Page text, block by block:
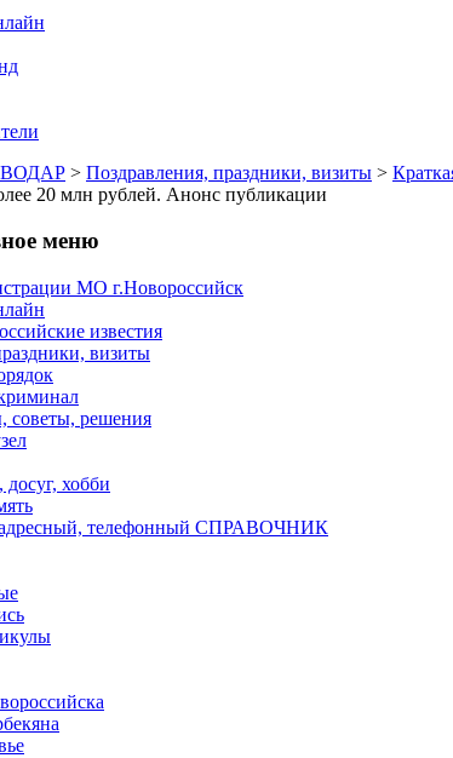
> Поздравления, праздники, визиты >
20 млн рублей. Анонс публикации
меню
МО г.Новороссийск
известия
визиты
решения
досуг, хобби
телефонный СПРАВОЧНИК